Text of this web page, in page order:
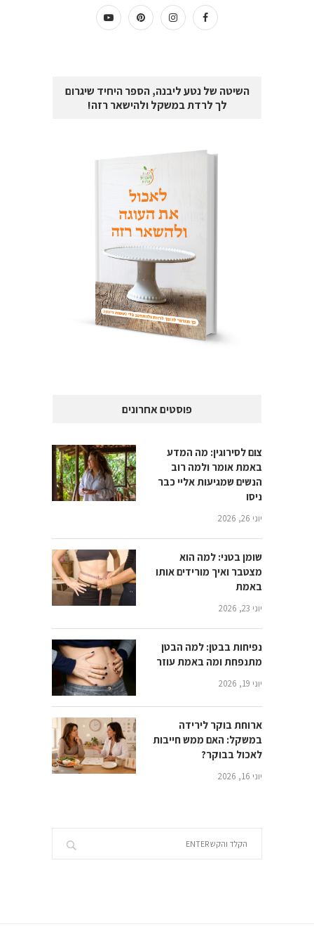
השיטה של נטע ליבנה, הספר היחיד שיגרום
לך לרדת במשקל ולהישאר רזה!
פוסטים אחרונים
צום לסירוגין: מה המדע
באמת אומר ולמה רוב
הנשים שמגיעות אליי כבר
ניסו
יוני 26, 2026
שומן בטני: למה הוא
מצטבר ואיך מורידים אותו
באמת
יוני 23, 2026
נפיחות בבטן: למה הבטן
מתנפחת ומה באמת עוזר
יוני 19, 2026
ארוחת בוקר לירידה
במשקל: האם ממש חייבות
לאכול בבוקר?
יוני 16, 2026